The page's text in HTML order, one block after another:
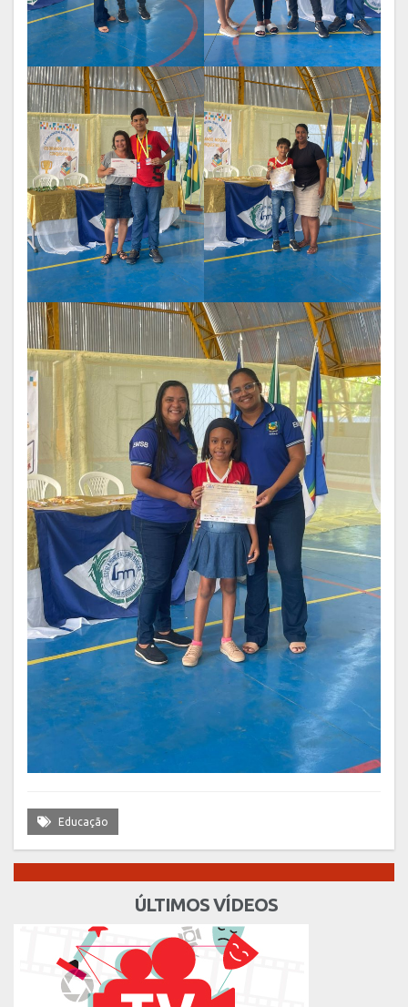
Educação
ÚLTIMOS VÍDEOS